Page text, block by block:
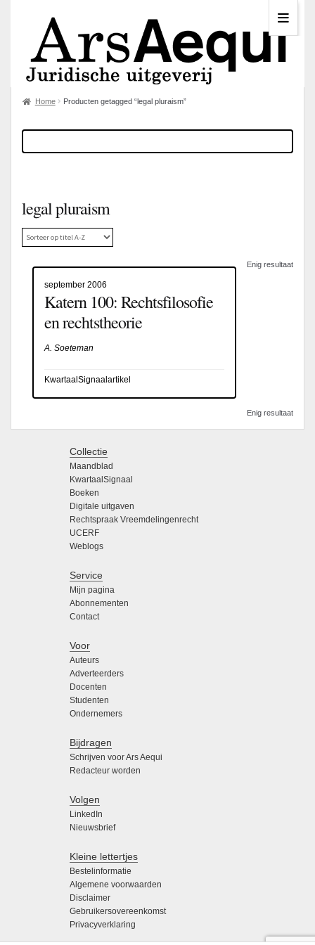
Home Producten getagged “legal pluraism”
legal pluraism
Enig resultaat
september 2006
Katern 100: Rechtsfilosofie
en rechtstheorie
A. Soeteman
KwartaalSignaalartikel
Enig resultaat
Collectie
Maandblad
KwartaalSignaal
Boeken
Digitale uitgaven
Rechtspraak Vreemdelingenrecht
UCERF
Weblogs
Service
Mijn pagina
Abonnementen
Contact
Voor
Auteurs
Adverteerders
Docenten
Studenten
Ondernemers
Bijdragen
Schrijven voor Ars Aequi
Redacteur worden
Volgen
LinkedIn
Nieuwsbrief
Kleine lettertjes
Bestelinformatie
Algemene voorwaarden
Disclaimer
Gebruikersovereenkomst
Privacyverklaring